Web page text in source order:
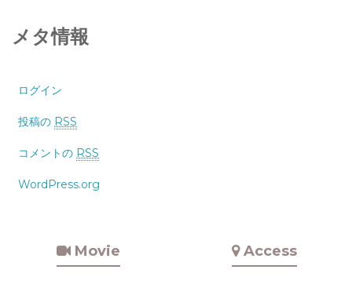
メタ情報
ログイン
投稿の RSS
コメントの RSS
WordPress.org
Movie Access